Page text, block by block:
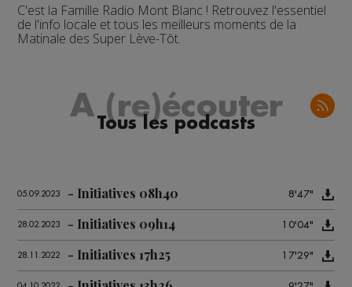
C'est la Famille Radio Mont Blanc ! Retrouvez l'essentiel
de l'info locale et tous les meilleurs moments de la
Matinale des Super Lève-Tôt.
A (re)écouter
Tous les podcasts
05.09.2023 Initiatives 08h40 8'47"
28.02.2023 Initiatives 09h14 10'04"
28.11.2022 Initiatives 17h25 17'29"